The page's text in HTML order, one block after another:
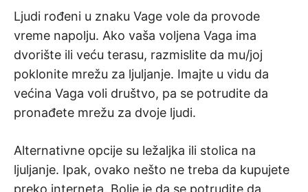
Ljudi rođeni u znaku Vage vole da provode
vreme napolju. Ako vaša voljena Vaga ima
dvorište ili veću terasu, razmislite da mu/joj
poklonite mrežu za ljuljanje. Imajte u vidu da
većina Vaga voli društvo, pa se potrudite da
pronađete mrežu za dvoje ljudi.
Alternativne opcije su ležaljka ili stolica na
ljuljanje. Ipak, ovako nešto ne treba da kupujete
preko interneta. Bolje je da se potrudite da